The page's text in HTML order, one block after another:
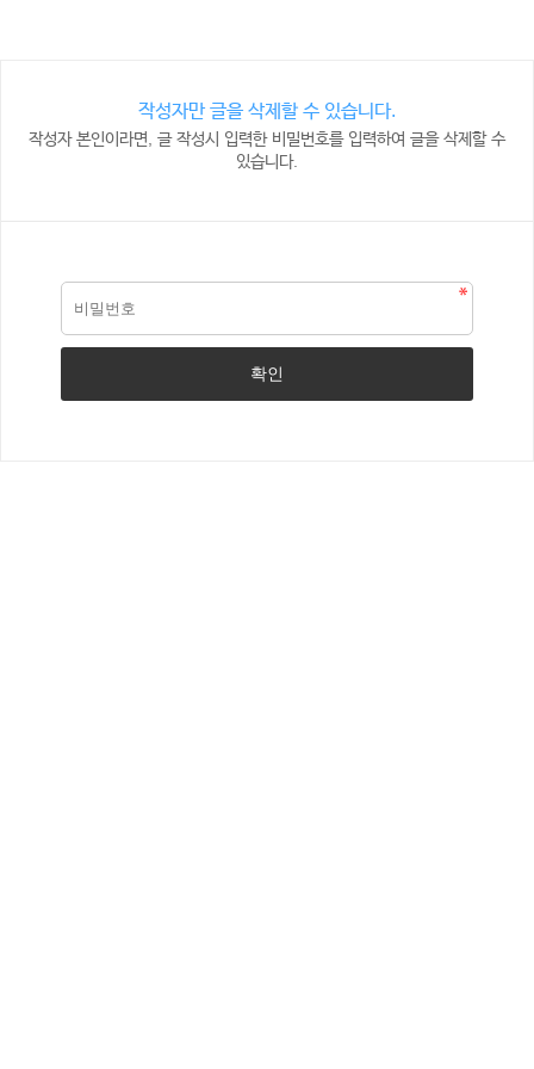
작성자만 글을 삭제할 수 있습니다.
작성자 본인이라면, 글 작성시 입력한 비밀번호를 입력하여 글을 삭제할 수
있습니다.